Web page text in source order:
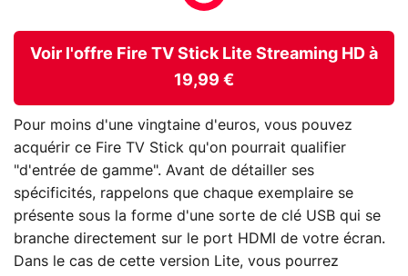
Voir l'offre Fire TV Stick Lite Streaming HD à
19,99 €
Pour moins d'une vingtaine d'euros, vous pouvez
acquérir ce Fire TV Stick qu'on pourrait qualifier
"d'entrée de gamme". Avant de détailler ses
spécificités, rappelons que chaque exemplaire se
présente sous la forme d'une sorte de clé USB qui se
branche directement sur le port HDMI de votre écran.
Dans le cas de cette version Lite, vous pourrez